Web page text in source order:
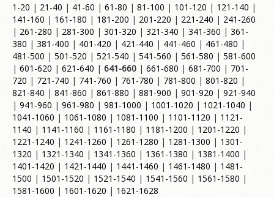
1-20 | 21-40 | 41-60 | 61-80 | 81-100 | 101-120 | 121-140 |
141-160 | 161-180 | 181-200 | 201-220 | 221-240 | 241-260
| 261-280 | 281-300 | 301-320 | 321-340 | 341-360 | 361-
380 | 381-400 | 401-420 | 421-440 | 441-460 | 461-480 |
481-500 | 501-520 | 521-540 | 541-560 | 561-580 | 581-600
| 601-620 | 621-640 | 641-660 | 661-680 | 681-700 | 701-
720 | 721-740 | 741-760 | 761-780 | 781-800 | 801-820 |
821-840 | 841-860 | 861-880 | 881-900 | 901-920 | 921-940
| 941-960 | 961-980 | 981-1000 | 1001-1020 | 1021-1040 |
1041-1060 | 1061-1080 | 1081-1100 | 1101-1120 | 1121-
1140 | 1141-1160 | 1161-1180 | 1181-1200 | 1201-1220 |
1221-1240 | 1241-1260 | 1261-1280 | 1281-1300 | 1301-
1320 | 1321-1340 | 1341-1360 | 1361-1380 | 1381-1400 |
1401-1420 | 1421-1440 | 1441-1460 | 1461-1480 | 1481-
1500 | 1501-1520 | 1521-1540 | 1541-1560 | 1561-1580 |
1581-1600 | 1601-1620 | 1621-1628